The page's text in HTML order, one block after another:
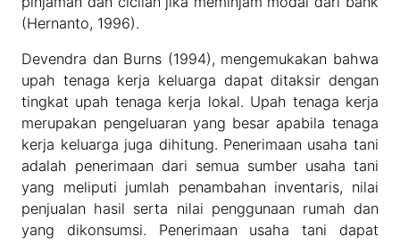
(Hernanto, 1996).
Devendra dan Burns (1994), mengemukakan bahwa
upah tenaga kerja keluarga dapat ditaksir dengan
tingkat upah tenaga kerja lokal. Upah tenaga kerja
merupakan pengeluaran yang besar apabila tenaga
kerja keluarga juga dihitung. Penerimaan usaha tani
adalah penerimaan dari semua sumber usaha tani
yang meliputi jumlah penambahan inventaris, nilai
penjualan hasil serta nilai penggunaan rumah dan
yang dikonsumsi. Penerimaan usaha tani dapat